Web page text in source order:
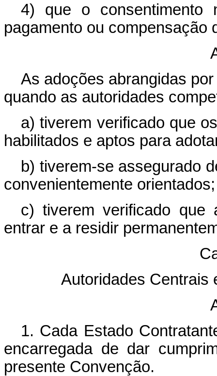
4) que o consentimento
pagamento ou compensação
As adoções abrangidas
quando as autoridades
a) tiverem verificado que
habilitados e aptos para
b) tiverem-se assegurado
convenientemente orientados;
c) tiverem verificado
entrar e a residir
Autoridades Centrais
1. Cada Estado
encarregada de dar
presente Convenção.